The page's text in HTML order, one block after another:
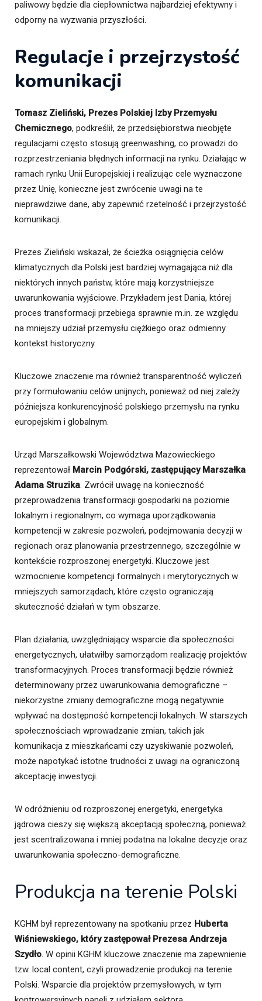
paliwowy będzie dla ciepłownictwa najbardziej efektywny i
odporny na wyzwania przyszłości.
Regulacje i przejrzystość
komunikacji
Tomasz Zieliński, Prezes Polskiej Izby Przemysłu
Chemicznego, podkreślił, że przedsiębiorstwa nieobjęte
regulacjami często stosują greenwashing, co prowadzi do
rozprzestrzeniania błędnych informacji na rynku. Działając w
ramach rynku Unii Europejskiej i realizując cele wyznaczone
przez Unię, konieczne jest zwrócenie uwagi na te
nieprawdziwe dane, aby zapewnić rzetelność i przejrzystość
komunikacji.
Prezes Zieliński wskazał, że ścieżka osiągnięcia celów
klimatycznych dla Polski jest bardziej wymagająca niż dla
niektórych innych państw, które mają korzystniejsze
uwarunkowania wyjściowe. Przykładem jest Dania, której
proces transformacji przebiega sprawnie m.in. ze względu
na mniejszy udział przemysłu ciężkiego oraz odmienny
kontekst historyczny.
Kluczowe znaczenie ma również transparentność wyliczeń
przy formułowaniu celów unijnych, ponieważ od niej zależy
późniejsza konkurencyjność polskiego przemysłu na rynku
europejskim i globalnym.
Urząd Marszałkowski Województwa Mazowieckiego
reprezentował Marcin Podgórski, zastępujący Marszałka
Adama Struzika . Zwrócił uwagę na konieczność
przeprowadzenia transformacji gospodarki na poziomie
lokalnym i regionalnym, co wymaga uporządkowania
kompetencji w zakresie pozwoleń, podejmowania decyzji w
regionach oraz planowania przestrzennego, szczególnie w
kontekście rozproszonej energetyki. Kluczowe jest
wzmocnienie kompetencji formalnych i merytorycznych w
mniejszych samorządach, które często ograniczają
skuteczność działań w tym obszarze.
Plan działania, uwzględniający wsparcie dla społeczności
energetycznych, ułatwiłby samorządom realizację projektów
transformacyjnych. Proces transformacji będzie również
determinowany przez uwarunkowania demograficzne –
niekorzystne zmiany demograficzne mogą negatywnie
wpływać na dostępność kompetencji lokalnych. W starszych
społecznościach wprowadzanie zmian, takich jak
komunikacja z mieszkańcami czy uzyskiwanie pozwoleń,
może napotykać istotne trudności z uwagi na ograniczoną
akceptację inwestycji.
W odróżnieniu od rozproszonej energetyki, energetyka
jądrowa cieszy się większą akceptacją społeczną, ponieważ
jest scentralizowana i mniej podatna na lokalne decyzje oraz
uwarunkowania społeczno-demograficzne.
Produkcja na terenie Polski
KGHM był reprezentowany na spotkaniu przez Huberta
Wiśniewskiego, który zastępował Prezesa Andrzeja
Szydło . W opinii KGHM kluczowe znaczenie ma zapewnienie
tzw. local content, czyli prowadzenie produkcji na terenie
Polski. Wsparcie dla projektów przemysłowych, w tym